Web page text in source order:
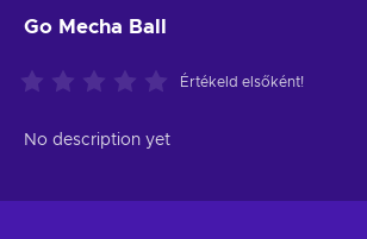
Go Mecha Ball
Értékeld elsőként!
No description yet